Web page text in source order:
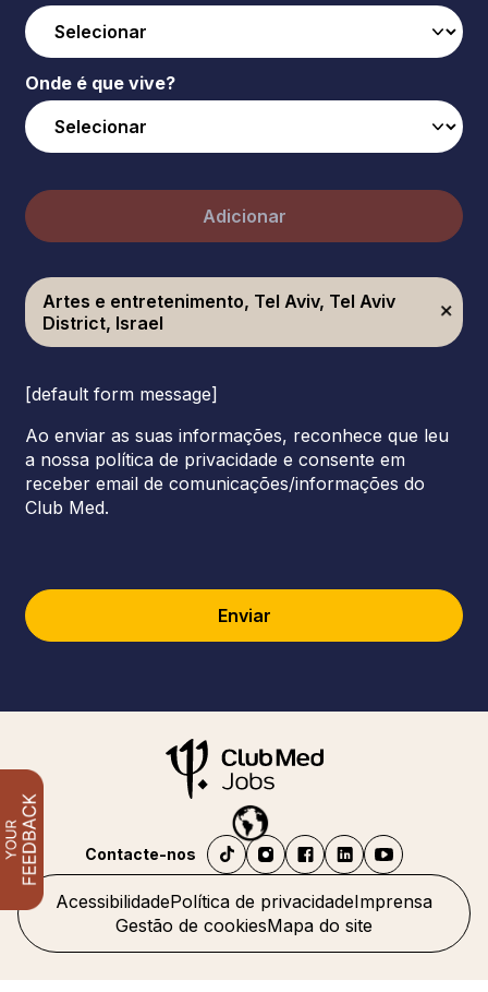
Onde é que vive?
Adicionar
Artes e entretenimento, Tel Aviv, Tel Aviv
District, Israel
[default form message]
Ao enviar as suas informações, reconhece que leu
a nossa política de privacidade e consente em
receber email de comunicações/informações do
Club Med.
Enviar
AcessibilidadePolítica de privacidadeImprensa
Gestão de cookiesMapa do site
Contacte-nos